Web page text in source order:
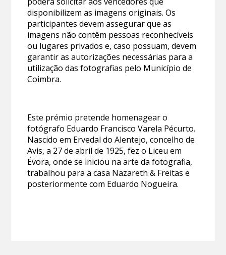
disponibilizem as imagens originais. Os
participantes devem assegurar que as
imagens não contêm pessoas reconhecíveis
ou lugares privados e, caso possuam, devem
garantir as autorizações necessárias para a
utilização das fotografias pelo Município de
Coimbra.
Este prémio pretende homenagear o
fotógrafo Eduardo Francisco Varela Pécurto.
Nascido em Ervedal do Alentejo, concelho de
Avis, a 27 de abril de 1925, fez o Liceu em
Évora, onde se iniciou na arte da fotografia,
trabalhou para a casa Nazareth & Freitas e
posteriormente com Eduardo Nogueira.